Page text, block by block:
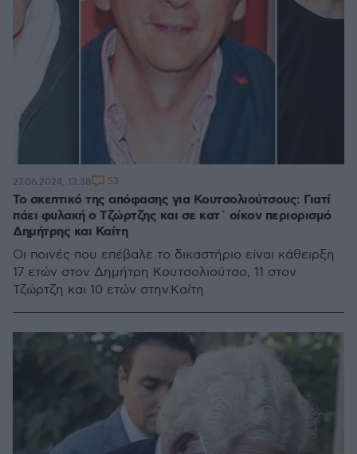
Το σκεπτικό της απόφασης για Κουτσολιούτσους: Γιατί
πάει φυλακή ο Τζώρτζης και σε κατ΄ οίκον περιορισμό
Δημήτρης και Καίτη
Οι ποινές που επέβαλε το δικαστήριο είναι κάθειρξη
17 ετών στον Δημήτρη Κουτσολιούτσο, 11 στον
Τζώρτζη και 10 ετών στην Καίτη
27.06.2024, 13:38 53